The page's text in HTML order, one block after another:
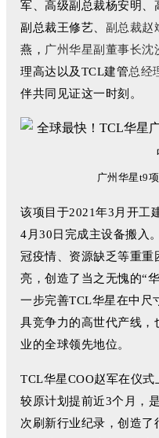
军、高级副总裁杨安明、
副总裁王修艺、 副总裁赵
燕， 广州华星副董事长沈
理高达以及TCL建管总经
伴共同见证这一时刻。
广州华星t9
该项目于2021年3月开工
4月30日完成主设备搬入
冠疫情、资源缺乏等重重
亮，创造了当之无愧的“
一步完善TCL华星在中尺
具竞争力的高世代产线，
业的全球领先地位。
TCL华星COO赵军在仪
较原计划提前近3个月，
次刷新行业纪录，创造